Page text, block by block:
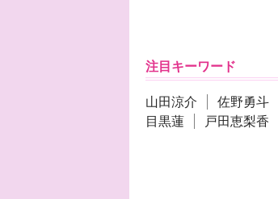
注目キーワード
山田涼介 佐野勇斗
目黒蓮
戸田恵梨香